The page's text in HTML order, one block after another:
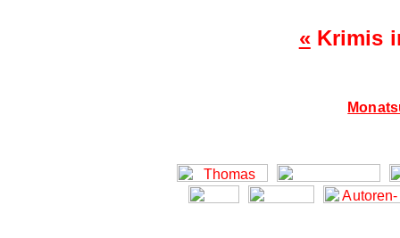
«Krimis